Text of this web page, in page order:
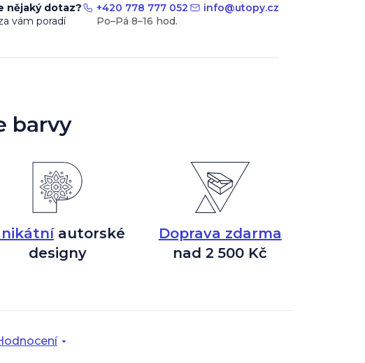
nějaký dotaz?
vám poradí
+420 778 777 052 info@utopy.cz
barvy
autorské
designy
Doprava zdarma
nad 2 500 Kč